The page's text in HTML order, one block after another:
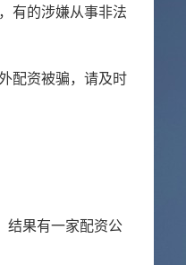
有的涉嫌从事非法
配资被骗，请及时
结果有一家配资公